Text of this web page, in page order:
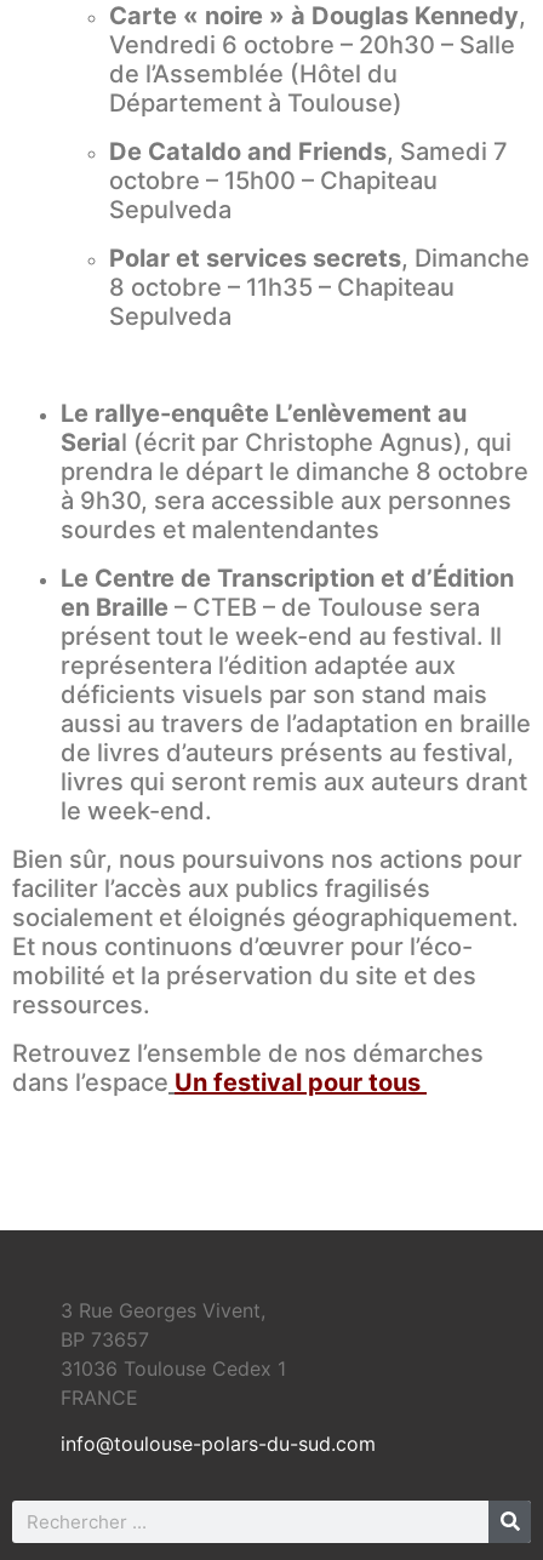
Carte « noire » à Douglas Kennedy,
Vendredi 6 octobre – 20h30 – Salle
de l’Assemblée (Hôtel du
Département à Toulouse)
De Cataldo and Friends, Samedi 7
octobre – 15h00 – Chapiteau
Sepulveda
Polar et services secrets, Dimanche
8 octobre – 11h35 – Chapiteau
Sepulveda
Le rallye-enquête L’enlèvement au
Serial (écrit par Christophe Agnus), qui
prendra le départ le dimanche 8 octobre
à 9h30, sera accessible aux personnes
sourdes et malentendantes
Le Centre de Transcription et d’Édition
en Braille – CTEB – de Toulouse sera
présent tout le week-end au festival. Il
représentera l’édition adaptée aux
déficients visuels par son stand mais
aussi au travers de l’adaptation en braille
de livres d’auteurs présents au festival,
livres qui seront remis aux auteurs drant
le week-end.
Bien sûr, nous poursuivons nos actions pour
faciliter l’accès aux publics fragilisés
socialement et éloignés géographiquement.
Et nous continuons d’œuvrer pour l’éco-
mobilité et la préservation du site et des
ressources.
Retrouvez l’ensemble de nos démarches
dans l’espace Un festival pour tous
3 Rue Georges Vivent,
BP 73657
31036 Toulouse Cedex 1
FRANCE
info@toulouse-polars-du-sud.com